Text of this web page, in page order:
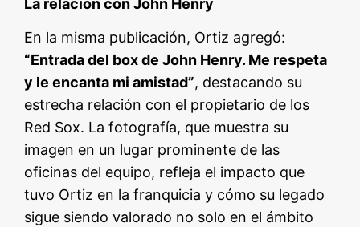
La relación con John Henry
En la misma publicación, Ortiz agregó:
“Entrada del box de John Henry. Me respeta
y le encanta mi amistad”, destacando su
estrecha relación con el propietario de los
Red Sox. La fotografía, que muestra su
imagen en un lugar prominente de las
oficinas del equipo, refleja el impacto que
tuvo Ortiz en la franquicia y cómo su legado
sigue siendo valorado no solo en el ámbito